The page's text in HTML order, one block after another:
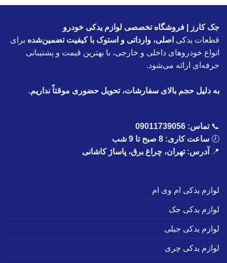
جک کارز | فروشگاه تخصصی لوازم یدکی خودرو
قطعات یدکی اصلی، وارداتی و استوک با کیفیت تضمین‌شده برای
انواع خودروهای داخلی و خارجی، با بهترین قیمت و پشتیبانی
حرفه‌ای ارائه می‌شود.
به دلیل حجم بالای سفارشات، تحویل حضوری موقتاً نداریم.
📞تماس: 09011739056
🕗 ساعت کاری: 8 صبح تا 9 شب
📍
آدرس: تهران، چراغ برق، پاساژ کاشانی
لوازم یدکی ام وی ام
لوازم یدکی جک
لوازم یدکی جیلی
لوازم یدکی چری